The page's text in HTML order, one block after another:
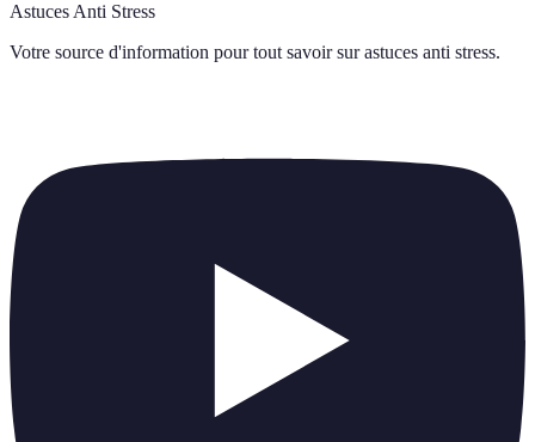
Astuces Anti Stress
Votre source d'information pour tout savoir sur astuces anti stress.